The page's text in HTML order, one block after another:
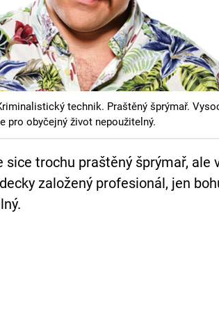
technik. Praštěný šprýmař.
pro obyčejný život nepoužitelný.
trochu praštěný šprýmař, ale
založený profesionál, jen